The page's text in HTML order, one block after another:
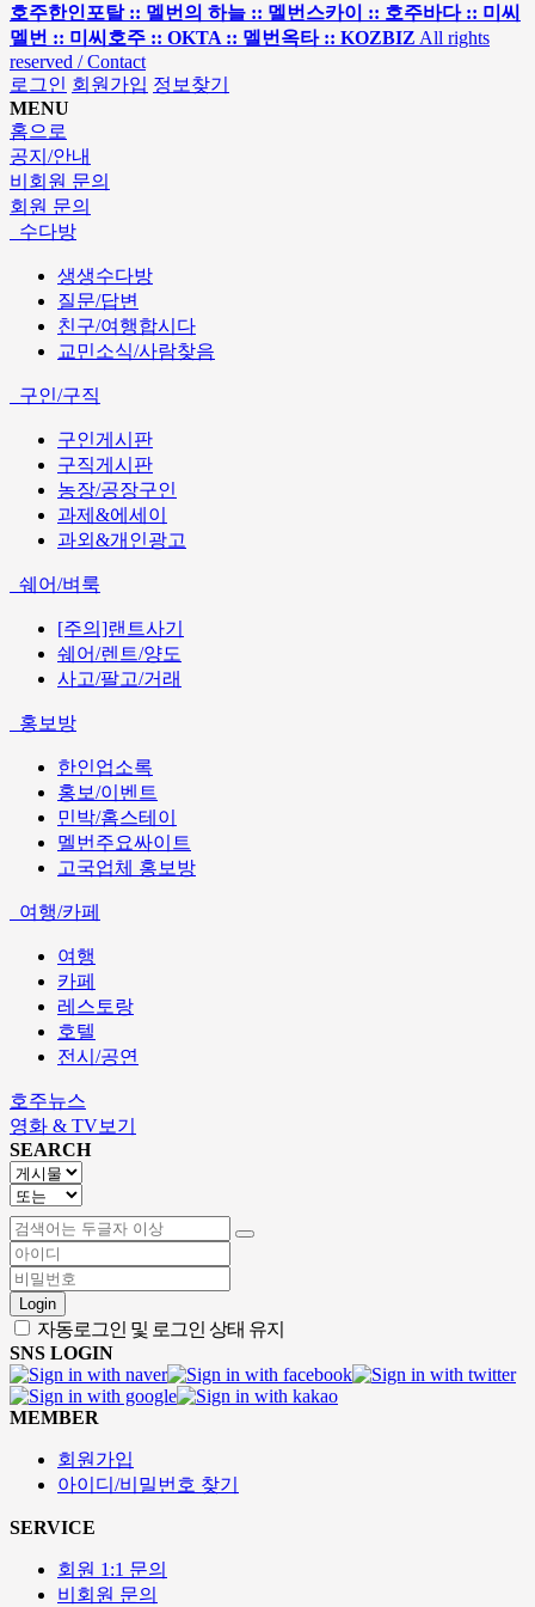
호주한인포탈 :: 멜번의 하늘 :: 멜번스카이 :: 호주바다 :: 미씨
멜번 :: 미씨호주 :: OKTA :: 멜번옥타 :: KOZBIZ All rights
reserved / Contact
로그인 회원가입 정보찾기
MENU
홈으로
공지/안내
비회원 문의
회원 문의
수다방
생생수다방
질문/답변
친구/여행합시다
교민소식/사람찾음
구인/구직
구인게시판
구직게시판
농장/공장구인
과제&에세이
과외&개인광고
쉐어/벼룩
[주의]랜트사기
쉐어/렌트/양도
사고/팔고/거래
홍보방
한인업소록
홍보/이벤트
민박/홈스테이
멜번주요싸이트
고국업체 홍보방
여행/카페
여행
카페
레스토랑
호텔
전시/공연
호주뉴스
영화 & TV보기
SEARCH
Login
자동로그인 및 로그인 상태 유지
SNS LOGIN
MEMBER
회원가입
아이디/비밀번호 찾기
SERVICE
회원 1:1 문의
비회원 문의